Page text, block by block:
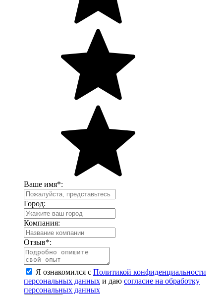
Ваше имя*:
Город:
Компания:
Отзыв*:
Я ознакомился с Политикой конфиденциальности
персональных данных и даю согласие на обработку
персональных данных